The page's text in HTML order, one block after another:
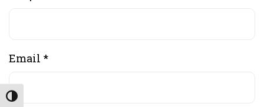
Εναλλαγή Υψηλής Αντίθεσης
Email *